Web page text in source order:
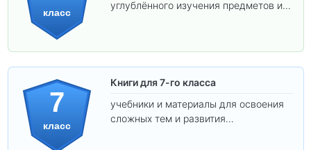
класс
углублённого изучения предметов и
7
класс
Книги для 7-го класса
учебники и материалы для освоения
сложных тем и развития